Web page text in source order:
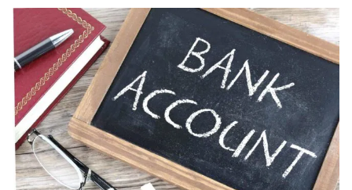
fare se non […]